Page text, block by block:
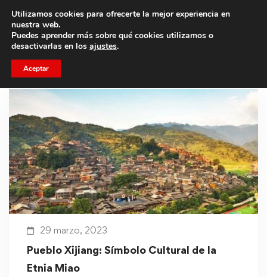
Trae a un amigo y llevaos un total de 75€ de descuento.
29 marzo, 2023
Pueblo Xijiang: Símbolo Cultural de la
Etnia Miao
Utilizamos cookies para ofrecerte la mejor experiencia en
nuestra web.
Puedes aprender más sobre qué cookies utilizamos o
desactivarlas en los ajustes.
Aceptar